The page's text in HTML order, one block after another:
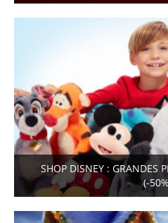
SHOP DISNEY : GRANDES
(-